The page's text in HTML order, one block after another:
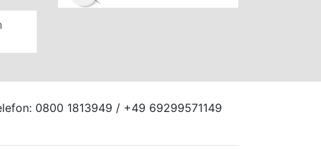
0800 1813949 / +49 69299571149